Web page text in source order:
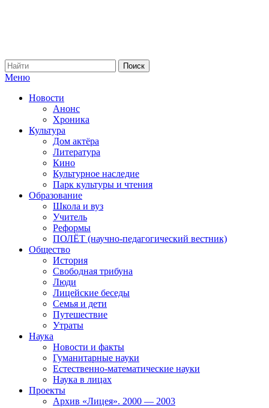
Меню
Новости
Анонс
Хроника
Культура
Дом актёра
Литература
Кино
Культурное наследие
Парк культуры и чтения
Образование
Школа и вуз
Учитель
Реформы
ПОЛЁТ (научно-педагогический вестник)
Общество
История
Свободная трибуна
Люди
Лицейские беседы
Семья и дети
Путешествие
Утраты
Наука
Новости и факты
Гуманитарные науки
Естественно-математические науки
Наука в лицах
Проекты
Архив «Лицея». 2000 — 2003